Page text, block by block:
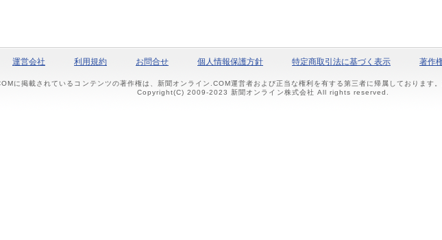
運営会社 利用規約 お問合せ 個人情報保護方針 特定商取引法に基づく表示 著作
に掲載されているコンテンツの著作権は、新聞オンライン.COM運営者および正当な権利を有する第三者に帰属しております
Copyright(C) 2009-2023 新聞オンライン株式会社 All rights reserved.